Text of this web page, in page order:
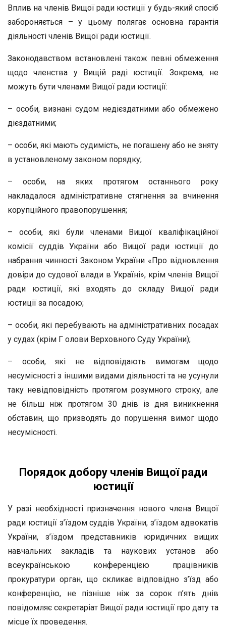
Вплив на членів Вищої ради юстиції у будь-який спосіб
забороняється – у цьому полягає основна гарантія
діяльності членів Вищої ради юстиції.
Законодавством встановлені також певні обмеження
щодо членства у Вищій раді юстиції. Зокрема, не
можуть бути членами Вищої ради юстиції:
– особи, визнані судом недієздатними або обмежено
дієздатними;
– особи, які мають судимість, не погашену або не зняту
в установленому законом порядку;
– особи, на яких протягом останнього року
накладалося адміністративне стягнення за вчинення
корупційного правопорушення;
– особи, які були членами Вищої кваліфікаційної
комісії суддів України або Вищої ради юстиції до
набрання чинності Законом України «Про відновлення
довіри до судової влади в Україні», крім членів Вищої
ради юстиції, які входять до складу Вищої ради
юстиції за посадою;
– особи, які перебувають на адміністративних посадах
у судах (крім Г олови Верховного Суду України);
– особи, які не відповідають вимогам щодо
несумісності з іншими видами діяльності та не усунули
таку невідповідність протягом розумного строку, але
не більш ніж протягом 30 днів із дня виникнення
обставин, що призводять до порушення вимог щодо
несумісності.
Порядок добору членів Вищої ради
юстиції
У разі необхідності призначення нового члена Вищої
ради юстиції з’їздом суддів України, з’їздом адвокатів
України, з’їздом представників юридичних вищих
навчальних закладів та наукових установ або
всеукраїнською конференцією працівників
прокуратури орган, що скликає відповідно з’їзд або
конференцію, не пізніше ніж за сорок п’ять днів
повідомляє секретаріат Вищої ради юстиції про дату та
місце їх проведення.